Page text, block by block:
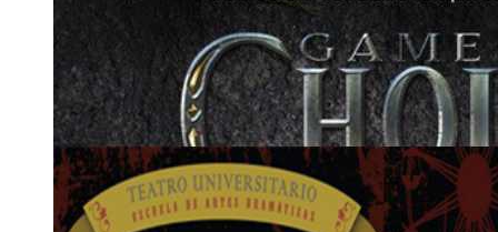
Aula de dibujo de la Escuela de Artes Plásticas
Miércoles 1 de julio, 3:00 p. m.
2511-8933
iia lfmt rte @ucr fdsb.ac.cr